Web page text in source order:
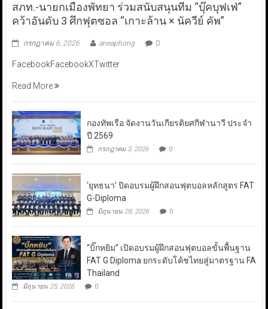
สภท.-นายกเมืองพัทยา ร่วมสนับสนุนทีม “บุ๊คบุฟเฟ่”
คว้าอันดับ 3 ศึกฟุตซอล “เกาะล้าน × นัควีย์ คัพ”
กรกฎาคม 6, 2026 aneaphong 0
FacebookFacebookXTwitter
Read More
กองทัพเรือ จัดงานวันเกียรติยศกีฬานาวี ประจำ
ปี 2569
กรกฎาคม 3, 2026 0
‘ยุทธนา’ ปิดอบรมผู้ฝึกสอนฟุตบอลหลักสูตร FAT
G-Diploma
มิถุนายน 28, 2026 0
“บิ๊กหยิม” เปิดอบรมผู้ฝึกสอนฟุตบอลขั้นพื้นฐาน
FAT G Diploma ยกระดับโค้ชไทยสู่มาตรฐาน FA
Thailand
มิถุนายน 25, 2026 0